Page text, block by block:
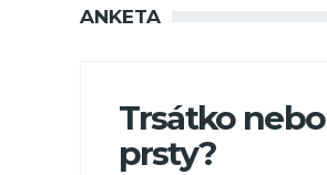
ANKETA
Trsátko nebo
prsty?